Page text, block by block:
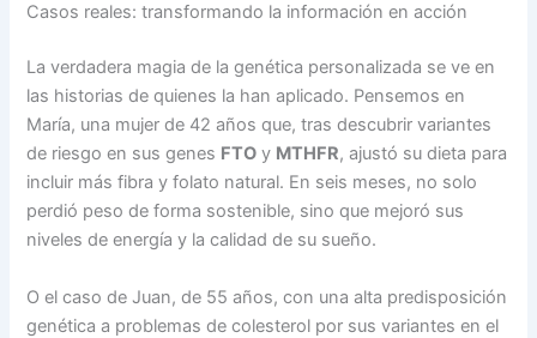
Casos reales: transformando la información en acción
La verdadera magia de la genética personalizada se ve en
las historias de quienes la han aplicado. Pensemos en
María, una mujer de 42 años que, tras descubrir variantes
de riesgo en sus genes FTO y MTHFR, ajustó su dieta para
incluir más fibra y folato natural. En seis meses, no solo
perdió peso de forma sostenible, sino que mejoró sus
niveles de energía y la calidad de su sueño.
O el caso de Juan, de 55 años, con una alta predisposición
genética a problemas de colesterol por sus variantes en el